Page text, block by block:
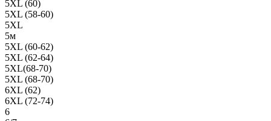
5XL (60)
5XL (58-60)
5XL
5м
5XL (60-62)
5XL (62-64)
5XL(68-70)
5XL (68-70)
6XL (62)
6XL (72-74)
6